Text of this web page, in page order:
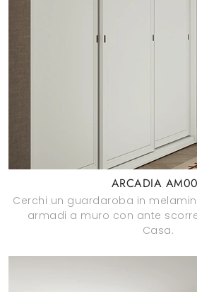
ARCADIA
Cerchi un guardaroba in
armadi a muro con ante
Casa.